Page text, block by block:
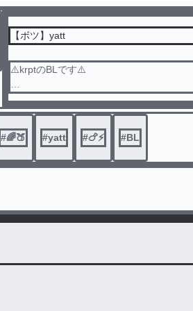
【ボツ】yatt
⚠️krptのBLです⚠️
読切作品
yatt
ボツ作品の供養です
小説の閲覧のためにフォローしてその
#🌈🍑 #yatt #🍗⚡️ #BL